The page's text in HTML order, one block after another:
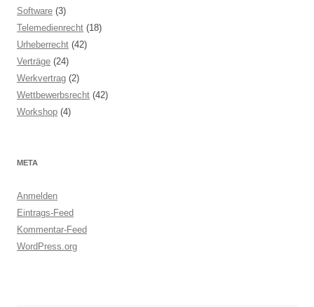
Software (3)
Telemedienrecht (18)
Urheberrecht (42)
Verträge (24)
Werkvertrag (2)
Wettbewerbsrecht (42)
Workshop (4)
META
Anmelden
Eintrags-Feed
Kommentar-Feed
WordPress.org